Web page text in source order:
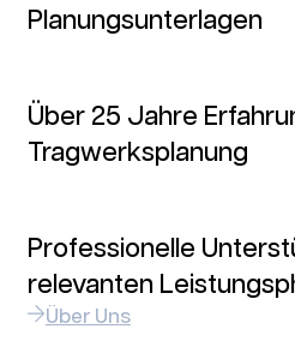
Planungsunterlagen
Über 25 Jahre
Tragwerksplanung
Professionelle
relevanten
Über Uns